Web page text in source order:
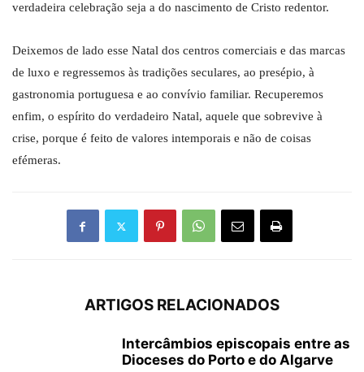
verdadeira celebração seja a do nascimento de Cristo redentor.
Deixemos de lado esse Natal dos centros comerciais e das marcas
de luxo e regressemos às tradições seculares, ao presépio, à
gastronomia portuguesa e ao convívio familiar. Recuperemos
enfim, o espírito do verdadeiro Natal, aquele que sobrevive à
crise, porque é feito de valores intemporais e não de coisas
efémeras.
ARTIGOS RELACIONADOS
Intercâmbios episcopais entre as
Dioceses do Porto e do Algarve